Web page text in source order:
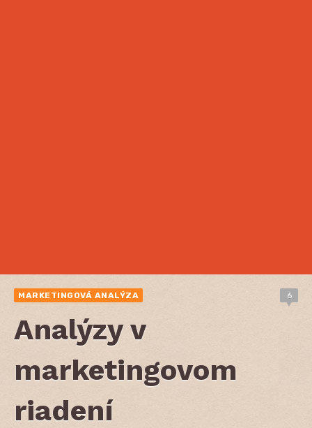
MARKETINGOVÁ ANALÝZA 6
Analýzy v
marketingovom
riadení